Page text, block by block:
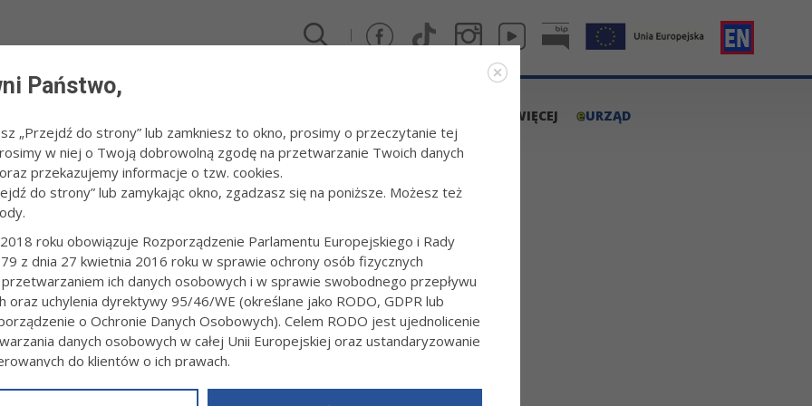
WIĘCEJ eURZĄD
TARNÓW.PL
Sumowanie kadencji samorządu 2014-2024Wydanie: luty - marzec 2024
Państwo,
„Przejdź do strony” lub zamkniesz to okno, prosimy o przeczytanie tej
w niej o Twoją dobrowolną zgodę na przetwarzanie Twoich danych
przekazujemy informacje o tzw. cookies.
do strony” lub zamykając okno, zgadzasz się na poniższe. Możesz też
roku obowiązuje Rozporządzenie Parlamentu Europejskiego i Rady
z dnia 27 kwietnia 2016 roku w sprawie ochrony osób fizycznych
ich danych osobowych i w sprawie swobodnego przepływu
oraz uchylenia dyrektywy 95/46/WE (określane jako RODO, GDPR lub
o Ochronie Danych Osobowych). Celem RODO jest ujednolicenie
danych osobowych w całej Unii Europejskiej oraz ustandaryzowanie
do klientów o ich prawach.
powyższym, w zakładceRODOna stroniehttps://www.tarnow.pl/Wiecej-